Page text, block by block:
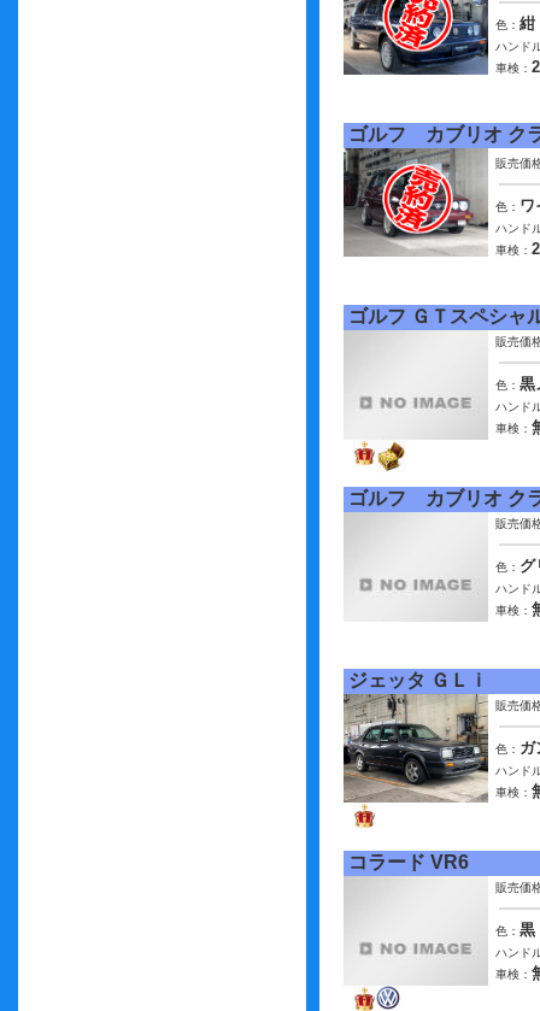
色： 紺
ハンド
車検：
ゴルフ カブリオ ク
販売価
色： ワ
ハンド
車検：
ゴルフ ＧＴスペシャ
販売価
色： 黒
ハンド
車検：
ゴルフ カブリオ ク
販売価
色： グ
ハンド
車検：
ジェッタ ＧＬｉ
販売価
色： ガ
ハンド
車検：
コラード VR6
販売価
色： 黒
ハンド
車検：